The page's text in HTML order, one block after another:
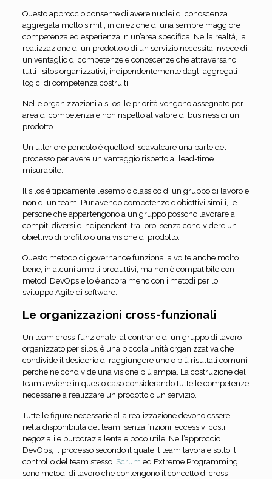
Questo approccio consente di avere nuclei di conoscenza
aggregata molto simili, in direzione di una sempre maggiore
competenza ed esperienza in un’area specifica. Nella realtà, la
realizzazione di un prodotto o di un servizio necessita invece di
un ventaglio di competenze e conoscenze che attraversano
tutti i silos organizzativi, indipendentemente dagli aggregati
logici di competenza costruiti.
Nelle organizzazioni a silos, le priorità vengono assegnate per
area di competenza e non rispetto al valore di business di un
prodotto.
Un ulteriore pericolo è quello di scavalcare una parte del
processo per avere un vantaggio rispetto al lead-time
misurabile.
Il silos è tipicamente l’esempio classico di un gruppo di lavoro e
non di un team. Pur avendo competenze e obiettivi simili, le
persone che appartengono a un gruppo possono lavorare a
compiti diversi e indipendenti tra loro, senza condividere un
obiettivo di profitto o una visione di prodotto.
Questo metodo di governance funziona, a volte anche molto
bene, in alcuni ambiti produttivi, ma non è compatibile con i
metodi DevOps e lo è ancora meno con i metodi per lo
sviluppo Agile di software.
Le organizzazioni cross-funzionali
Un team cross-funzionale, al contrario di un gruppo di lavoro
organizzato per silos, è una piccola unità organizzativa che
condivide il desiderio di raggiungere uno o più risultati comuni
perché ne condivide una visione più ampia. La costruzione del
team avviene in questo caso considerando tutte le competenze
necessarie a realizzare un prodotto o un servizio.
Tutte le figure necessarie alla realizzazione devono essere
nella disponibilità del team, senza frizioni, eccessivi costi
negoziali e burocrazia lenta e poco utile. Nell’approccio
DevOps, il processo secondo il quale il team lavora è sotto il
controllo del team stesso. Scrum ed Extreme Programming
sono metodi di lavoro che contengono il concetto di cross-